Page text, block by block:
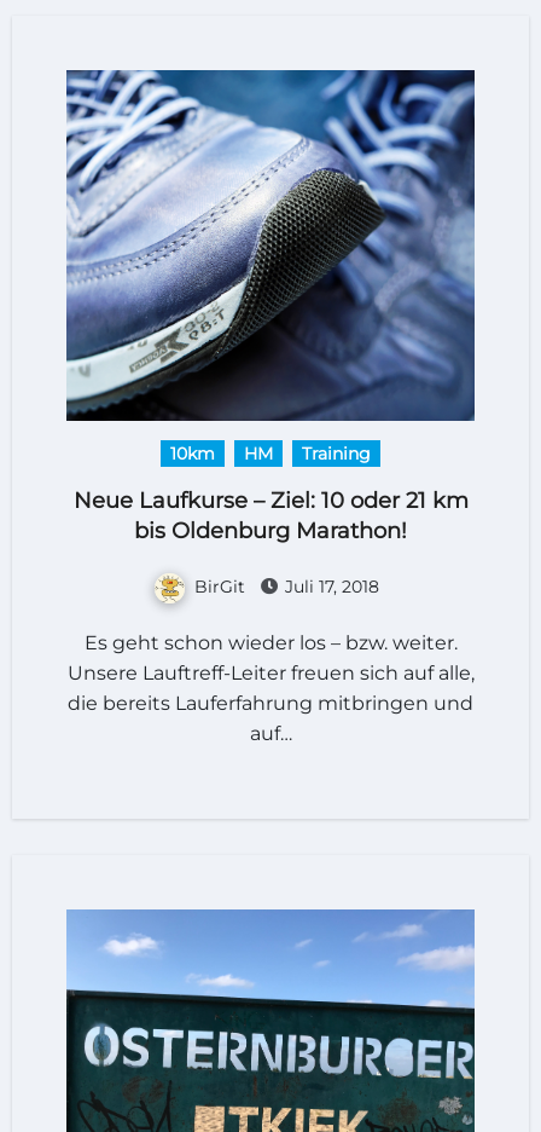
10km HM Training
Neue Laufkurse – Ziel: 10 oder 21 km
bis Oldenburg Marathon!
BirGit Juli 17, 2018
Es geht schon wieder los – bzw. weiter.
Unsere Lauftreff-Leiter freuen sich auf alle,
die bereits Lauferfahrung mitbringen und
auf…